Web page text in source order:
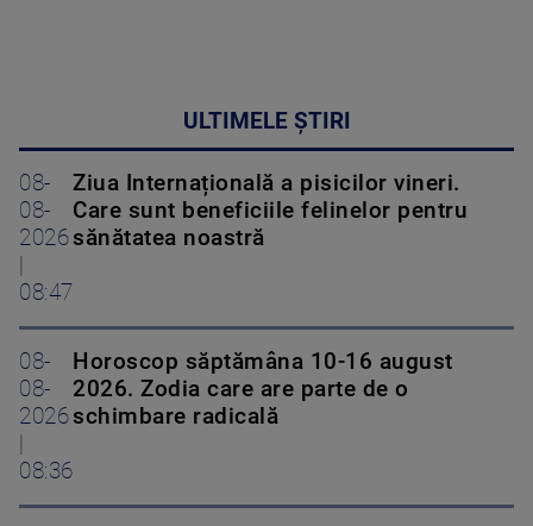
ULTIMELE ȘTIRI
08-
08-
2026
08:47
Ziua Internațională a pisicilor vineri.
Care sunt beneficiile felinelor pentru
sănătatea noastră
08-
08-
2026
08:36
Horoscop săptămâna 10-16 august
2026. Zodia care are parte de o
schimbare radicală